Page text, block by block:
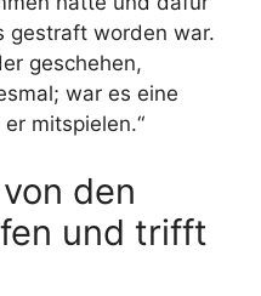
gestraft worden war.
geschehen,
war es eine
mitspielen.“
den
und trifft